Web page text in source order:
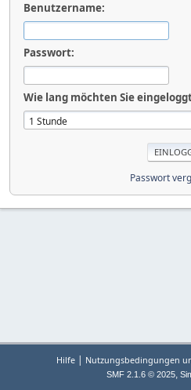
Benutzername:
Passwort:
Wie lang möchten Sie
Passwort
Hilfe | Nutzungsbedingungen
SMF 2.1.6 © 2025,